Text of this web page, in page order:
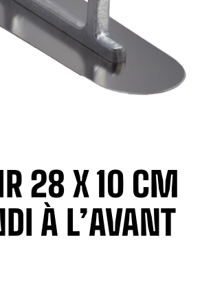
28 X 10 CM
À L’AVANT